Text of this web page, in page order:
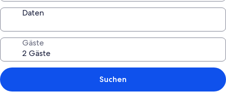
Daten
Gäste
Suchen